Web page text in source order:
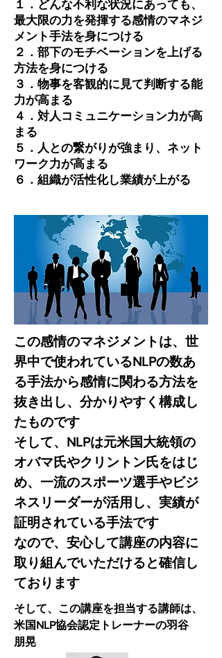
​１．どんな不利な状況にあっても、
最大限の力を発揮する感情のマネジ
メント手法を身につける
​２．部下のモチベーションを上げる
方法を身につける
​３．物事を客観的に見て判断する能
力が高まる
４．対人コミュニケーション力が高
まる
５．人との繋がりが強まり、ネット
ワーク力が高まる
​６．組織が活性化し業績が上がる​
この感情のマネジメントは、世
界中で使われているNLPの数あ
る手法から感情に関わる方法を
抜き出し、分かりやすく構成し
たものです
そして、NLPは元米国大統領の
オバマ氏やクリントン氏をはじ
め、一流のスポーツ選手やビジ
ネスリーダーが活用し、実績が
証明されている手法です
​なので、安心して講座の内容に
取り組んでいただけると確信し
ております
そして、この講座を担当する講師は、
​米国NLP協会認定トレーナーの羽谷
朋晃